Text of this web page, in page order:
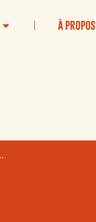
À Propos